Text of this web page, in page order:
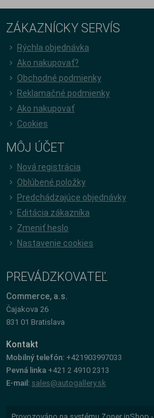
ZÁKAZNÍCKY SERVÍS
Rýchla objednávka
Ako nakupovať?
Obchodné podmienky
Reklamačné podmienky
Ako nakupovať
Cookies
MÔJ ÚČET
Nová registrácia
Oblúbené položky
Predchádzajúce objednávky
Editácia zákazníka
Zmeniť heslo
Nastavenie cookies
PREVÁDZKOVATEĽ
Commerce, a.s.
Čajakova 26
831 01 Bratislava
Kontakt
Mobilný telefón: +421903997033
Pevná linka +421 2 4910 2313
E-mail: sales@autogallery.sk